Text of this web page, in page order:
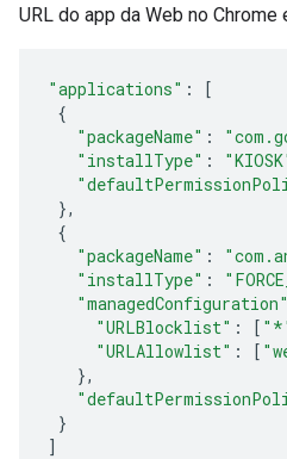
URL do app da Web no
"applications" :
[
{
"packageName" :
"installType" :
},
{
"packageName" :
"installType" :
"managedConfiguration"
"URLBlocklist" : [
"URLAllowlist" : [
},
}
]